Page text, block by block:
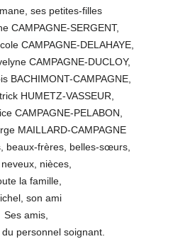
ses petites-filles
CAMPAGNE-SERGENT,
CAMPAGNE-DELAHAYE,
CAMPAGNE-DUCLOY,
BACHIMONT-CAMPAGNE,
HUMETZ-VASSEUR,
CAMPAGNE-PELABON,
MAILLARD-CAMPAGNE
beaux-frères, belles-sœurs,
nièces,
la famille,
son ami
Ses amis,
du personnel soignant.